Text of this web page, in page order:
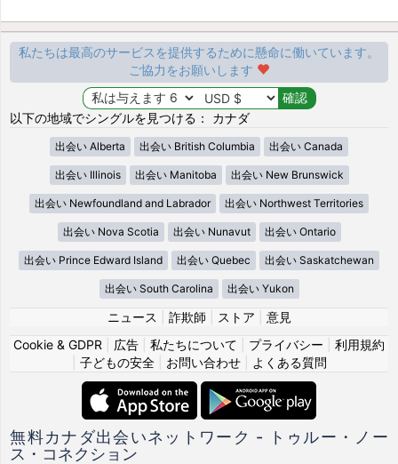
私たちは最高のサービスを提供するために懸命に働いています。
ご協力をお願いします
以下の地域でシングルを見つける： カナダ
出会い Alberta 出会い British Columbia 出会い Canada
出会い Illinois 出会い Manitoba 出会い New Brunswick
出会い Newfoundland and Labrador 出会い Northwest Territories
出会い Nova Scotia 出会い Nunavut 出会い Ontario
出会い Prince Edward Island 出会い Quebec 出会い Saskatchewan
出会い South Carolina 出会い Yukon
ニュース 詐欺師 ストア
意見
Cookie & GDPR
広告 私たちについて プライバシー
利用規約
子どもの安全| お問い合わせ| よくある質問
無料カナダ出会いネットワーク - トゥルー・ノー
ス・コネクション